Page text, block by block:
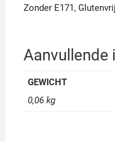
Zonder E171, Glutenvrij
Aanvullende
GEWICHT
0,06 kg